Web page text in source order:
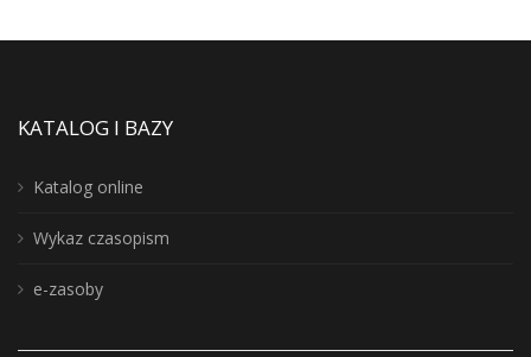
KATALOG I BAZY
Katalog online
Wykaz czasopism
e-zasoby